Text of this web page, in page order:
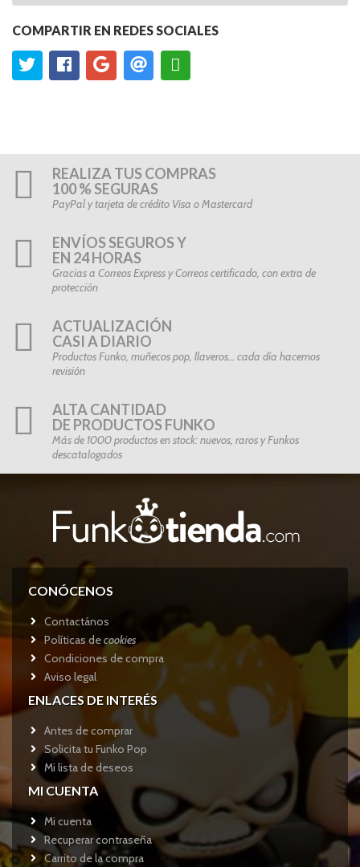
COMPARTIR EN REDES SOCIALES
REALIZA TUS COMPRAS
100 % SEGURAS
PayPal y tarjeta de crédito Visa o Mastercard
ENVÍOS SEGUROS Y
EN 24 HORAS
Gracias a Correos Express y Correos certificado, con extra de
protección
ACTUALIZACIÓN
CASI A DIARIO
Productos Funko, muñecos pop, llaveros… cada día hacemos
revisión
ALTA CANTIDAD
DE PRODUCTOS FUNKO
Más de 1000 productos en stock: nuevos, raros y Funkos
descatalogados
CONÓCENOS
Contactános
Políticas decookies
Condiciones de compra
Aviso legal
ENLACES DE INTERÉS
Antes de comprar
Solicita tu Funko Pop
Mi lista de deseos
MI CUENTA
Mi cuenta
Recuperar contraseña
Carrito de la compra